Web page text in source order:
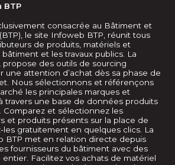
BTP
consacrée au Bâtiment et
le site Infoweb BTP, réunit tous
de produits, matériels et
et les travaux publics. La
propose des outils de sourcing
une attention d’achat dès sa phase de
Nous sélectionnons et référençons
les principales marques et
travers une base de données produits
Comparez et sélectionnez les
et produits présents sur la place de
gratuitement en quelques clics. La
BTP met en relation directe depuis
fournisseurs du bâtiment avec des
Facilitez vos achats de matériel